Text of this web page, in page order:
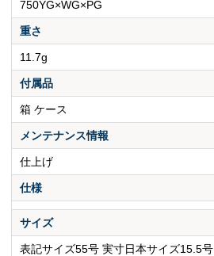
750YG×WG×PG
重さ
11.7g
付属品
箱 ケース
メンテナンス情報
仕上げ
仕様
サイズ
表記サイズ55号 実寸日本サイズ15.5号